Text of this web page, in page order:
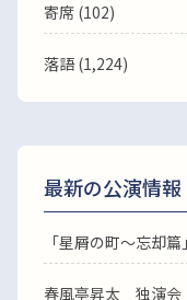
寄席 (102)
落語(1,224)
最新の公演情報
「星屑の町～忘却
春風亭昇太 独演会